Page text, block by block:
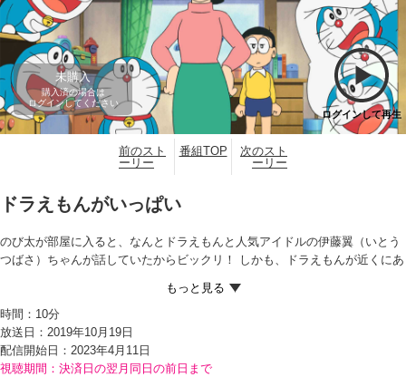
未購入
購入済の場合は
ログインしてください
ログインして再生
前のスト
ーリー
番組TOP
次のスト
ーリー
ドラえもんがいっぱい
のび太が部屋に入ると、なんとドラえもんと人気アイドルの伊藤翼（いとう
つばさ）ちゃんが話していたからビックリ！ しかも、ドラえもんが近くにあ
ゅうばん）が取れ、床にあった写真の中にすいこまれていったから、さらに
おどろく。
ドラえもんによると、これは『写真きゅうばん棒』というひみつ道具で、写
真に写っている人物に吸盤をくっつけて引っぱると、写真の中から取り出す
ことができるのだという。
時間： 10分
放送日：2019年10月19日
配信開始日： 2023年4月11日
視聴期間：決済日の翌月同日の前日まで